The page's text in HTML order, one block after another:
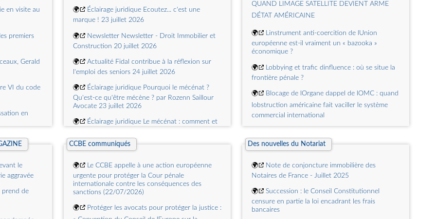
des
droit et
?
Penh :
du
à
Écrit le
une
Journal
des
intérieur
qui régit
libérale
les
mieux se
se
?
🌍 ANAFAGC | AGO 2026
dindépendance des conseils de la magistrature 
Traductions en anglais, espagnol, allemand,
🌍
Les émeutes urbaines de lété 2023. Analyses
sociologiques
en visite au
premiers
Gerald
VI du code
en
de
🌍
Éclairage juridique Ecoutez... c'est une
marque ! 23 juillet 2026
🌍
Newsletter Newsletter - Droit Immobilier et
Construction 20 juillet 2026
🌍
Actualité Fidal contribue à la réflexion sur
l'emploi des seniors 24 juillet 2026
🌍
Éclairage juridique Pourquoi le mécénat ?
Qu'est-ce qu'être mécène ? par Rozenn Saillour
Avocate 23 juillet 2026
🌍
Éclairage juridique Le mécénat : comment et
Associée 28 juillet 2026
Portugal : un taux dimposition forfaitaire de 20 %
pour les professionnels éligibles 22 juillet 2026
🌍
Éclairage juridique Régime fiscal suisse
applicable aux expatriés : déductions fiscales
pour les frais professionnels des expatriés 28
QUAND LIMAGE SATELLITE DEVIENT ARME
DÉTAT AMÉRICAINE
🌍
Linstrument anti-coercition de lUnion
européenne est-il vraiment un « bazooka »
économique ?
🌍
Lobbying et trafic dinfluence : où se situe la
frontière pénale ?
🌍
Blocage de lOrgane dappel de lOMC : quand
lobstruction américaine fait vaciller le système
commercial international
droit à lépreuve des ruptures technologiques
acteurs de la régulation post quantique
droit à lépreuve des ruptures technologiques
(2/3) : La propriété intellectuelle : une stratégie
pour la course au post quantique ?
le
aggravée
prend de
CCBE communiqués
🌍
Le CCBE appelle à une action européenne
urgente pour protéger la Cour pénale
internationale contre les conséquences des
sanctions (22/07/2026)
🌍
Protéger les avocats pour protéger la justice :
Des nouvelles du Notariat
🌍
Note de conjoncture immobilière des
Notaires de France - Juillet 2025
🌍
Succession : le Conseil Constitutionnel
censure en partie la loi encadrant les frais
bancaires